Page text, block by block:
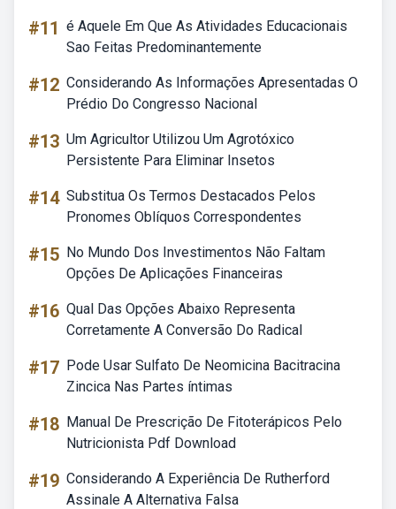
#11 é Aquele Em Que As Atividades Educacionais
Sao Feitas Predominantemente
#12 Considerando As Informações Apresentadas O
Prédio Do Congresso Nacional
#13 Um Agricultor Utilizou Um Agrotóxico
Persistente Para Eliminar Insetos
#14 Substitua Os Termos Destacados Pelos
Pronomes Oblíquos Correspondentes
#15 No Mundo Dos Investimentos Não Faltam
Opções De Aplicações Financeiras
#16 Qual Das Opções Abaixo Representa
Corretamente A Conversão Do Radical
#17 Pode Usar Sulfato De Neomicina Bacitracina
Zincica Nas Partes íntimas
#18 Manual De Prescrição De Fitoterápicos Pelo
Nutricionista Pdf Download
#19 Considerando A Experiência De Rutherford
Assinale A Alternativa Falsa